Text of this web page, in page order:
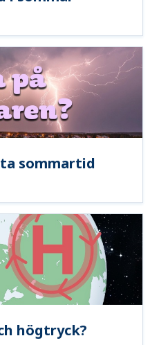
sommartid
högtryck?